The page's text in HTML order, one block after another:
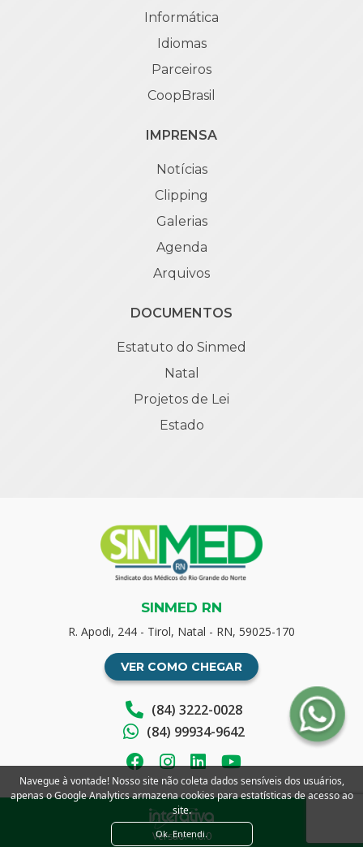
Informática
Idiomas
Parceiros
CoopBrasil
IMPRENSA
Notícias
Clipping
Galerias
Agenda
Arquivos
DOCUMENTOS
Estatuto do Sinmed
Natal
Projetos de Lei
Estado
SINMED RN
R. Apodi, 244 - Tirol, Natal - RN, 59025-170
VER COMO CHEGAR
(84) 3222-0028
(84) 99934-9642
Versão: 1.0.0
Navegue à vontade! Nosso site não coleta dados sensíveis dos usuários,
apenas o Google Analytics armazena cookies para estatísticas de acesso ao
site.
Ok. Entendi.